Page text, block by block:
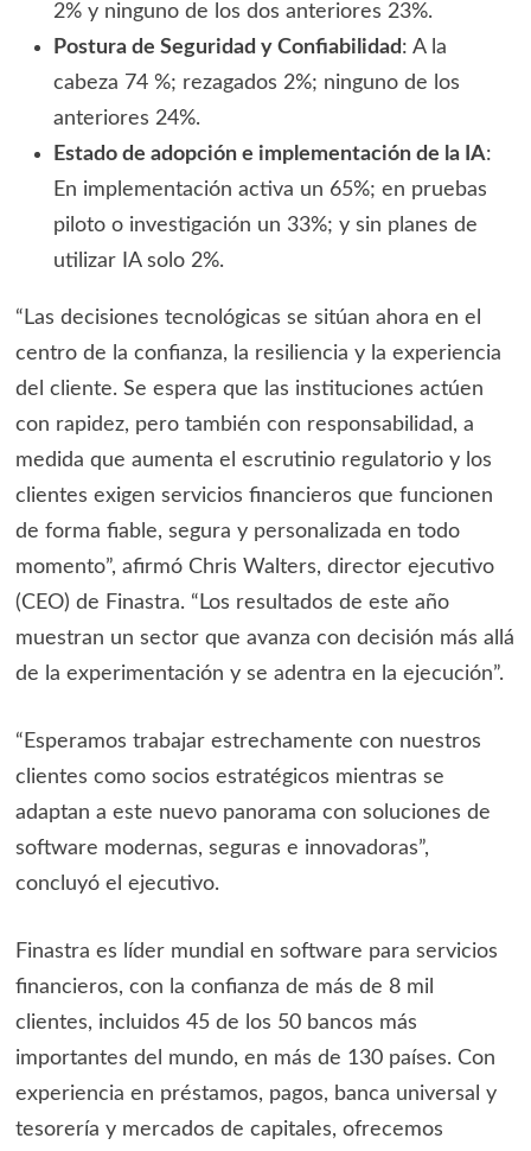
2% y ninguno de los dos anteriores 23%.
Postura de Seguridad y Confiabilidad: A la
cabeza 74 %; rezagados 2%; ninguno de los
anteriores 24%.
Estado de adopción e implementación de la IA:
En implementación activa un 65%; en pruebas
piloto o investigación un 33%; y sin planes de
utilizar IA solo 2%.
“Las decisiones tecnológicas se sitúan ahora en el
centro de la confianza, la resiliencia y la experiencia
del cliente. Se espera que las instituciones actúen
con rapidez, pero también con responsabilidad, a
medida que aumenta el escrutinio regulatorio y los
clientes exigen servicios financieros que funcionen
de forma fiable, segura y personalizada en todo
momento”, afirmó Chris Walters, director ejecutivo
(CEO) de Finastra. “Los resultados de este año
muestran un sector que avanza con decisión más allá
de la experimentación y se adentra en la ejecución”.
“Esperamos trabajar estrechamente con nuestros
clientes como socios estratégicos mientras se
adaptan a este nuevo panorama con soluciones de
software modernas, seguras e innovadoras”,
concluyó el ejecutivo.
Finastra es líder mundial en software para servicios
financieros, con la confianza de más de 8 mil
clientes, incluidos 45 de los 50 bancos más
importantes del mundo, en más de 130 países. Con
experiencia en préstamos, pagos, banca universal y
tesorería y mercados de capitales, ofrecemos